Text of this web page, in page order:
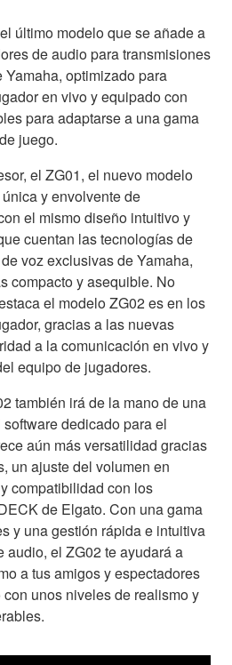
último modelo que se añade a
de audio para transmisiones
optimizado para
en vivo y equipado con
para adaptarse a una gama
juego.
el ZG01, el nuevo modelo
y envolvente de
el mismo diseño intuitivo y
cuentan las tecnologías de
voz exclusivas de Yamaha,
compacto y asequible. No
el modelo ZG02 es en los
gracias a las nuevas
a la comunicación en vivo y
equipo de jugadores.
también irá de la mano de una
dedicado para el
aún más versatilidad gracias
un ajuste del volumen en
compatibilidad con los
de Elgato. Con una gama
y una gestión rápida e intuitiva
audio, el ZG02 te ayudará a
a tus amigos y espectadores
unos niveles de realismo y